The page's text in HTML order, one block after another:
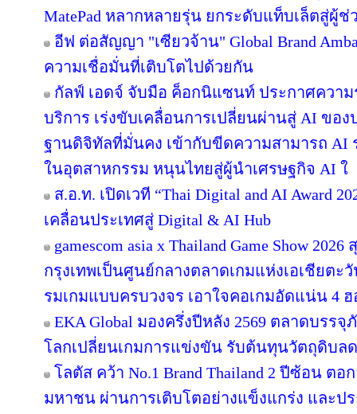
MatePad หลากหลายรุ่น ยกระดับแท็บเล็ตสู่ผู้
อีฟ ต่อสัญญา "เซียวจ้าน" Global Brand
ความเชื่อมั่นที่เติบโตไปด้วยกัน
กัลฟ์ เอดจ์ จับมือ ค็อกนิแซนท์ ประกาศควา
บริการ เร่งขับเคลื่อนการเปลี่ยนผ่านสู่ AI ขอ
ฐานดิจิทัลที่มั่นคง เข้ากับขีดความสามารถ AI
ในอุตสาหกรรม หนุนไทยสู่ผู้นำเศรษฐกิจ AI ใ
ส.อ.ท. เปิดเวที “Thai Digital and AI Award
เคลื่อนประเทศสู่ Digital & AI Hub
gamescom asia x Thailand Game Show
กรุงเทพเป็นศูนย์กลางตลาดเกมแห่งเอเชียต
รมเกมแบบครบวงจร เอาใจคอเกมอัดแน่น 4
EKA Global มองครึ่งปีหลัง 2569 ตลาดบร
โลกเปลี่ยนเกมการแข่งขัน รับต้นทุนวัตถุดิบล
โลตัส คว้า No.1 Brand Thailand 2 ปีซ้อน ต
มหาชน ผ่านการเติบโตอย่างแข็งแกร่ง และ